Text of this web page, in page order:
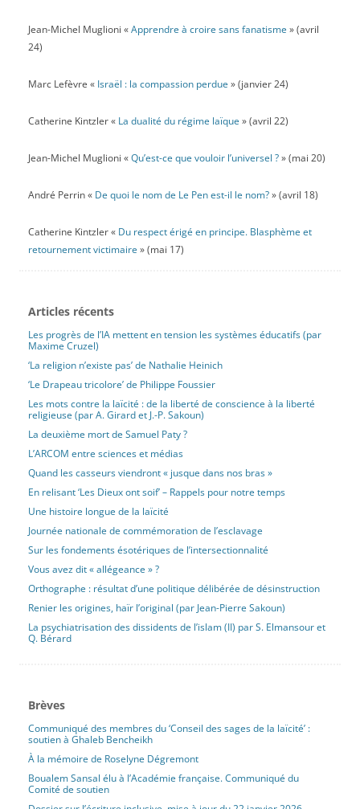
Jean-Michel Muglioni «Apprendre à croire sans fanatisme » (avril
24)
Marc Lefèvre « Israël : la compassion perdue » (janvier 24)
Catherine Kintzler « La dualité du régime laïque » (avril 22)
Jean-Michel Muglioni «Qu’est-ce que vouloir l’universel ?» (mai 20)
André Perrin « De quoi le nom de Le Pen est-il le nom?» (avril 18)
Catherine Kintzler « Du respect érigé en principe. Blasphème et
retournement victimaire » (mai 17)
Articles récents
Les progrès de l’IA mettent en tension les systèmes éducatifs (par
Maxime Cruzel)
‘La religion n’existe pas’ de Nathalie Heinich
‘Le Drapeau tricolore’ de Philippe Foussier
Les mots contre la laïcité : de la liberté de conscience à la liberté
religieuse (par A. Girard et J.-P. Sakoun)
La deuxième mort de Samuel Paty ?
L’ARCOM entre sciences et médias
Quand les casseurs viendront « jusque dans nos bras »
En relisant ‘Les Dieux ont soif’ – Rappels pour notre temps
Une histoire longue de la laïcité
Journée nationale de commémoration de l’esclavage
Sur les fondements ésotériques de l’intersectionnalité
Vous avez dit « allégeance » ?
Orthographe : résultat d’une politique délibérée de désinstruction
Renier les origines, haïr l’original (par Jean-Pierre Sakoun)
La psychiatrisation des dissidents de l’islam (II) par S. Elmansour et
Q. Bérard
Brèves
Communiqué des membres du ‘Conseil des sages de la laïcité’ :
soutien à Ghaleb Bencheikh
À la mémoire de Roselyne Dégremont
Boualem Sansal élu à l’Académie française. Communiqué du
Comité de soutien